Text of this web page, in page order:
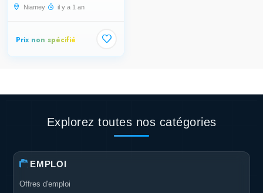
Niamey il y a 1 an
Prix non spécifié
Explorez toutes nos catégories
EMPLOI
Offres d'emploi